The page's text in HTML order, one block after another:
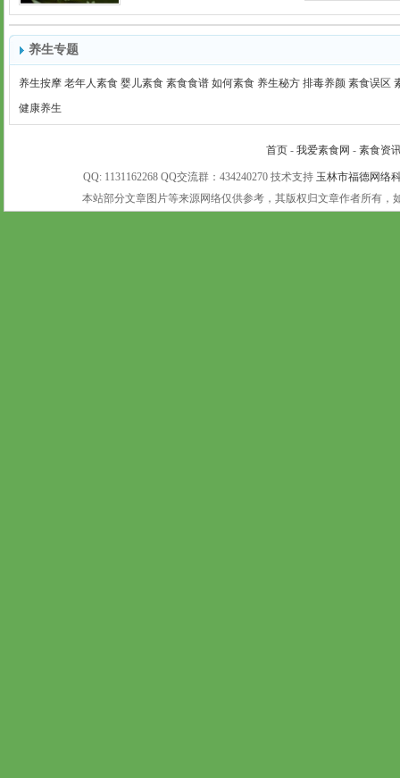
养生专题
养生按摩 老年人素食 婴儿素食 素食食谱 如何素食 养生秘方 排毒养颜 素食误区
健康养生
首页 - 我爱素食网 - 素食资
QQ: 1131162268 QQ交流群：434240270 技术支持 玉林市福德网络
本站部分文章图片等来源网络仅供参考，其版权归文章作者所有，